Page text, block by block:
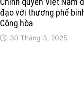
đạo với thương phế
Cộng hòa
30 Tháng 3, 2025